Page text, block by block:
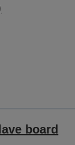
board